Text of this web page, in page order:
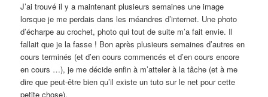
J’ai trouvé il y a maintenant plusieurs semaines une image
lorsque je me perdais dans les méandres d’internet. Une photo
d’écharpe au crochet, photo qui tout de suite m’a fait envie. Il
fallait que je la fasse ! Bon après plusieurs semaines d’autres en
cours terminés (et d’en cours commencés et d’en cours encore
en cours …), je me décide enfin à m’atteler à la tâche (et à me
dire que peut-être bien qu’il existe un tuto sur le net pour cette
petite chose).